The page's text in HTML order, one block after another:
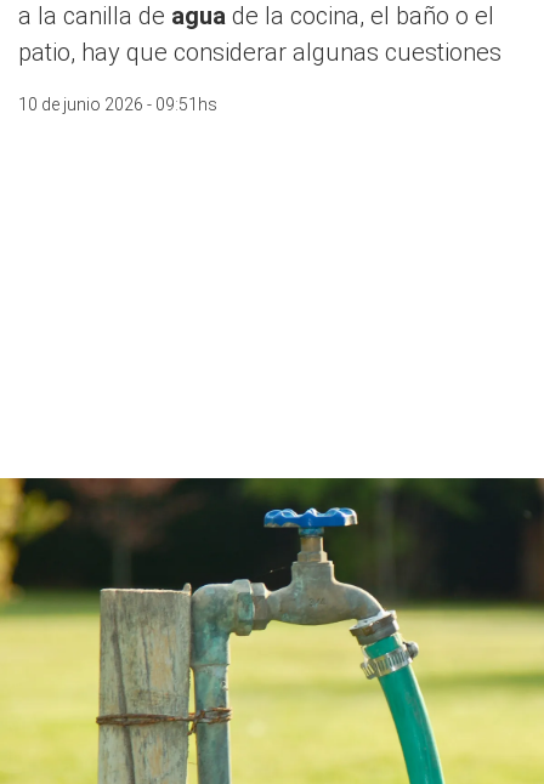
a la canilla de agua de la cocina, el baño o el
patio, hay que considerar algunas cuestiones
10 de junio 2026 - 09:51hs